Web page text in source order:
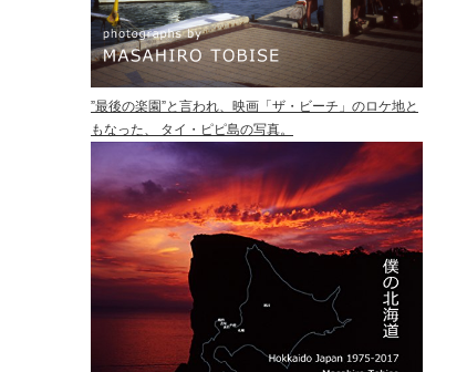
”最後の楽園”と言われ、映画「ザ・ビーチ」のロケ地と
もなった、 タイ・ピピ島の写真。